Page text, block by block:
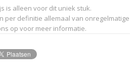
is alleen voor dit uniek stuk.
per definitie allemaal van onregelmatige
op voor meer informatie.